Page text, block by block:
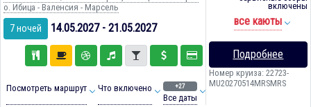
о. Ибица - Валенсия - Марсель
7 ночей 14.05.2027 - 21.05.2027
Посмотреть маршрут Что включено +27
Все даты
включены
все каюты
Подробнее
Номер круиза: 22723-
MU20270514MRSMRS